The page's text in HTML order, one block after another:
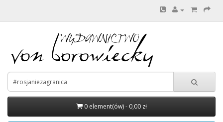
0 element(ów) - 0,00 zł